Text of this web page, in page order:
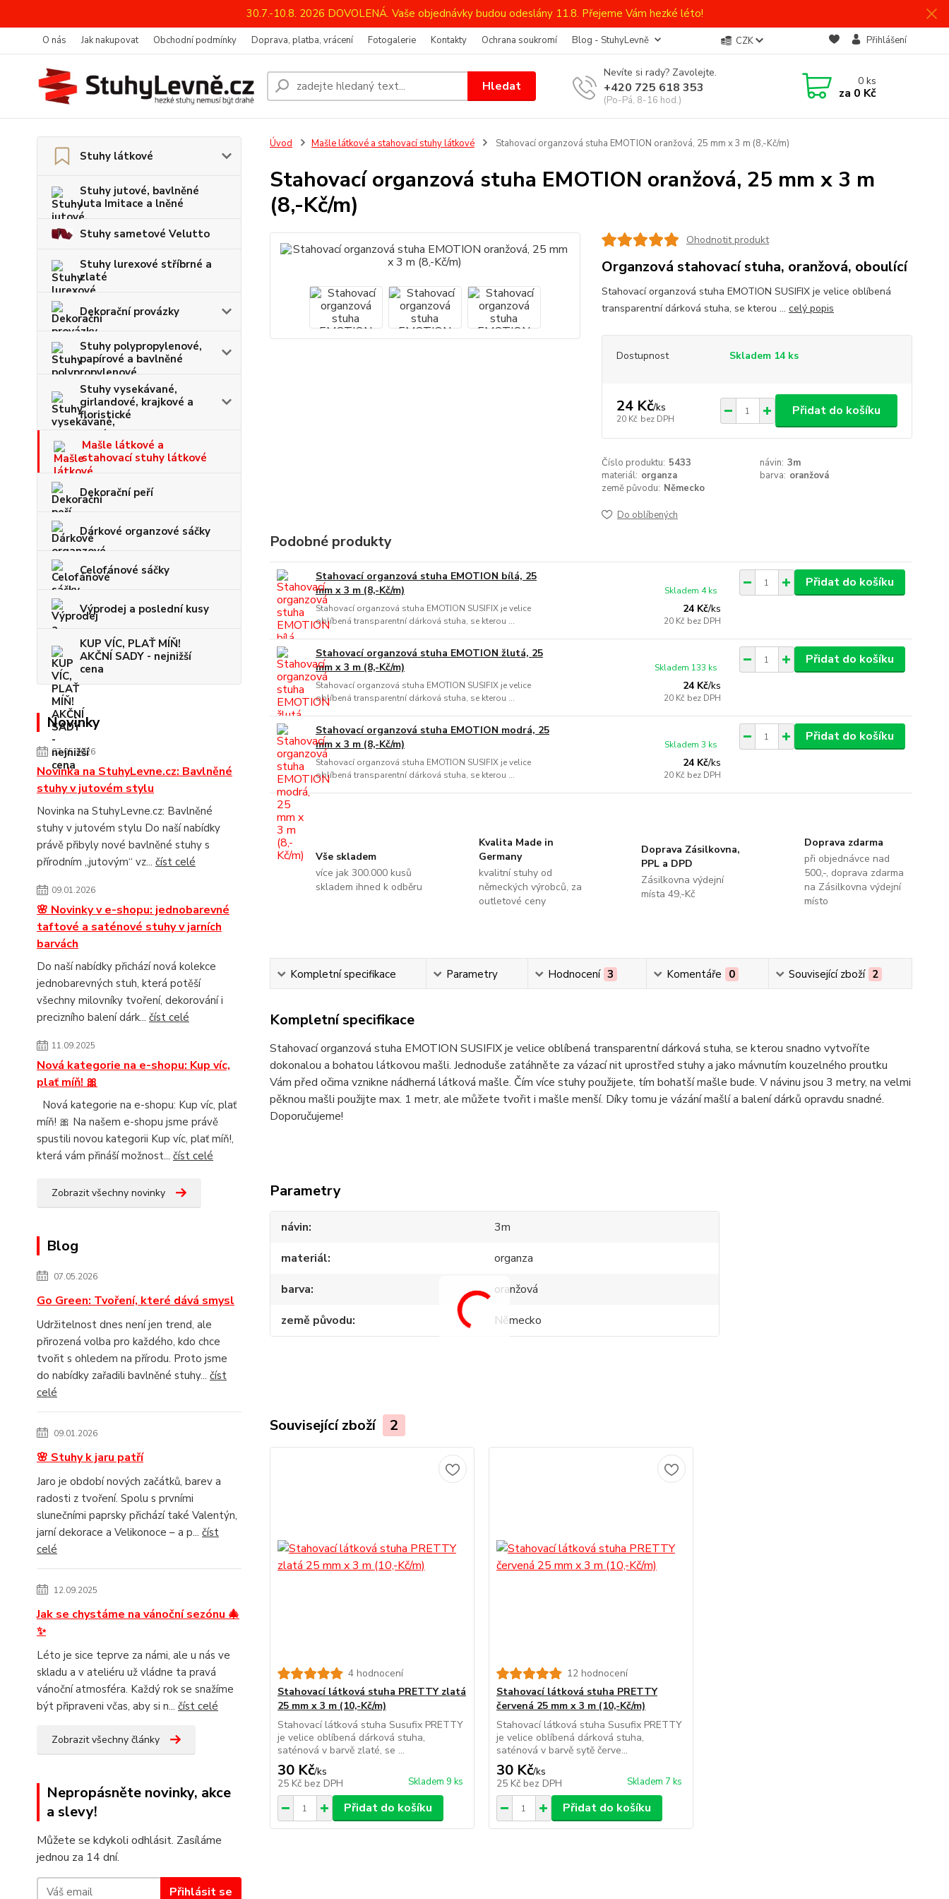
30.7.-10.8. 2026 DOVOLENÁ. Vaše objednávky budou odeslány 11.8. Přejeme Vám hezké léto!
O nás Jak nakupovat Obchodní podmínky Doprava, platba, vrácení Fotogalerie Kontakty Ochrana soukromí Blog - StuhyLevně CZK Přihlášení
Hledat
Nevíte si rady? Zavolejte.
+420 725 618 353
(Po-Pá, 8-16 hod.)
0ks
za 0 Kč
Stuhy látkové
Stuhy jutové, bavlněné
Juta Imitace a lněné
Stuhy sametové Velutto
Stuhy lurexové stříbrné a
zlaté
Dekorační provázky
Stuhy polypropylenové,
papírové a bavlněné
Stuhy vysekávané,
girlandové, krajkové a
floristické
Mašle látkové a
stahovací stuhy látkové
Dekorační peří
Dárkové organzové sáčky
Celofánové sáčky
Výprodej a poslední kusy
KUP VÍC, PLAŤ MÍŇ!
AKČNÍ SADY - nejnižší
cena
Novinky
07.05.2026
Novinka na StuhyLevne.cz: Bavlněné
stuhy v jutovém stylu
Novinka na StuhyLevne.cz: Bavlněné
stuhy v jutovém stylu Do naší nabídky
právě přibyly nové bavlněné stuhy s
přírodním „jutovým“ vz... číst celé
09.01.2026
🌸 Novinky v e-shopu: jednobarevné
taftové a saténové stuhy v jarních
barvách
Do naší nabídky přichází nová kolekce
jednobarevných stuh, která potěší
všechny milovníky tvoření, dekorování i
precizního balení dárk... číst celé
11.09.2025
Nová kategorie na e-shopu: Kup víc,
plať míň! 🎀
Nová kategorie na e-shopu: Kup víc, plať
míň! 🎀 Na našem e-shopu jsme právě
spustili novou kategorii Kup víc, plať míň!,
která vám přináší možnost... číst celé
Zobrazit všechny novinky
Blog
07.05.2026
Go Green: Tvoření, které dává smysl
Udržitelnost dnes není jen trend, ale
přirozená volba pro každého, kdo chce
tvořit s ohledem na přírodu. Proto jsme
do nabídky zařadili bavlněné stuhy... číst
celé
09.01.2026
🌸 Stuhy k jaru patří
Jaro je období nových začátků, barev a
radosti z tvoření. Spolu s prvními
slunečními paprsky přichází také Valentýn,
jarní dekorace a Velikonoce – a p... číst
celé
12.09.2025
Jak se chystáme na vánoční sezónu 🎄
✨
Léto je sice teprve za námi, ale u nás ve
skladu a v ateliéru už vládne ta pravá
vánoční atmosféra. Každý rok se snažíme
být připraveni včas, aby si n... číst celé
Zobrazit všechny články
Nepropásněte novinky, akce
a slevy!
Můžete se kdykoli odhlásit. Zasíláme
jednou za 14 dní.
Přihlásit se
Úvod Mašle látkové a stahovací stuhy látkové Stahovací organzová stuha EMOTION oranžová, 25 mm x 3 m (8,-Kč/m)
Stahovací organzová stuha EMOTION oranžová, 25 mm x 3 m
(8,-Kč/m)
Ohodnotit produkt
Organzová stahovací stuha, oranžová, oboulící
Stahovací organzová stuha EMOTION SUSIFIX je velice oblíbená
transparentní dárková stuha, se kterou ... celý popis
Dostupnost Skladem 14 ks
24 Kč/ks
20 Kč bez DPH
Přidat do košíku
Číslo produktu: 5433 návin: 3m
materiál: organza barva: oranžová
země původu: Německo
Do oblíbených
Podobné produkty
Stahovací organzová stuha EMOTION bílá, 25
mm x 3 m (8,-Kč/m)
Stahovací organzová stuha EMOTION SUSIFIX je velice
oblíbená transparentní dárková stuha, se kterou ...
24 Kč/ks
20 Kč bez DPH
Skladem 4 ks
Přidat do košíku
Stahovací organzová stuha EMOTION žlutá, 25
mm x 3 m (8,-Kč/m)
Stahovací organzová stuha EMOTION SUSIFIX je velice
oblíbená transparentní dárková stuha, se kterou ...
24 Kč/ks
20 Kč bez DPH
Skladem 133 ks
Přidat do košíku
Stahovací organzová stuha EMOTION modrá, 25
mm x 3 m (8,-Kč/m)
Stahovací organzová stuha EMOTION SUSIFIX je velice
oblíbená transparentní dárková stuha, se kterou ...
24 Kč/ks
20 Kč bez DPH
Skladem 3 ks
Přidat do košíku
Vše skladem
více jak 300.000 kusů
skladem ihned k odběru
Kvalita Made in
Germany
kvalitní stuhy od
německých výrobců, za
outletové ceny
Doprava Zásilkovna,
PPL a DPD
Zásilkovna výdejní
místa 49,-Kč
Doprava zdarma
při objednávce nad
500,-, doprava zdarma
na Zásilkovna výdejní
místo
Kompletní specifikace Parametry Hodnocení 3 Komentáře 0 Související zboží 2
Kompletní specifikace
Stahovací organzová stuha EMOTION SUSIFIX je velice oblíbená transparentní dárková stuha, se kterou snadno vytvoříte
dokonalou a bohatou látkovou mašli. Jednoduše zatáhněte za vázací nit uprostřed stuhy a jako mávnutím kouzelného proutku
Vám před očima vznikne nádherná látková mašle. Čím více stuhy použijete, tím bohatší mašle bude. V návinu jsou 3 metry, na velmi
pěknou mašli použijte max. 1 metr, ale můžete tvořit i mašle menší. Díky tomu je vázání mašlí a balení dárků opravdu snadné.
Doporučujeme!
Parametry
návin
3m
materiál
organza
barva
oranžová
země původu
Německo
Související zboží 2
4 hodnocení
Stahovací látková stuha PRETTY zlatá
25 mm x 3 m (10,-Kč/m)
Stahovací látková stuha Susufix PRETTY
je velice oblíbená dárková stuha,
saténová v barvě zlaté, se ...
30 Kč/ks
25 Kč bez DPH Skladem 9 ks
Přidat do košíku
12 hodnocení
Stahovací látková stuha PRETTY
červená 25 mm x 3 m (10,-Kč/m)
Stahovací látková stuha Susufix PRETTY
je velice oblíbená dárková stuha,
saténová v barvě sytě červe...
30 Kč/ks
25 Kč bez DPH Skladem 7 ks
Přidat do košíku